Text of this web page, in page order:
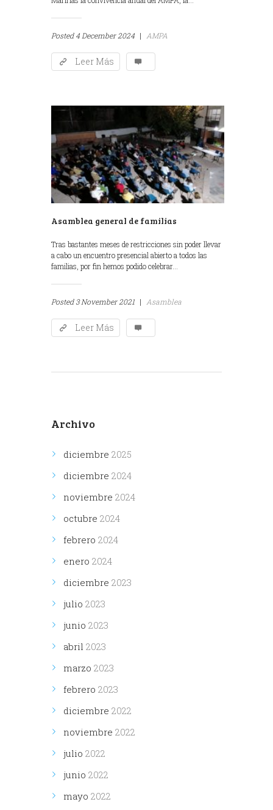
Posted4 December 2024 | AMPA
Leer Más
Asamblea general de familias
Tras bastantes meses de restricciones sin poder llevar
a cabo un encuentro presencial abierto a todos las
familias, por fin hemos podido celebrar...
Posted3 November 2021 | Asamblea
Leer Más
Archivo
diciembre 2025
diciembre 2024
noviembre 2024
octubre 2024
febrero 2024
enero 2024
diciembre 2023
julio 2023
junio 2023
abril 2023
marzo 2023
febrero 2023
diciembre 2022
noviembre 2022
julio 2022
junio 2022
mayo 2022